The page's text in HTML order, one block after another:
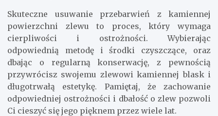
Skuteczne usuwanie przebarwień z kamiennej
powierzchni zlewu to proces, który wymaga
cierpliwości i ostrożności. Wybierając
odpowiednią metodę i środki czyszczące, oraz
dbając o regularną konserwację, z pewnością
przywrócisz swojemu zlewowi kamiennej blask i
długotrwałą estetykę. Pamiętaj, że zachowanie
odpowiedniej ostrożności i dbałość o zlew pozwoli
Ci cieszyć się jego pięknem przez wiele lat.